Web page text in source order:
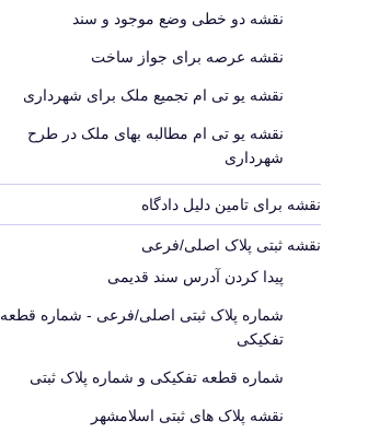
نقشه دو خطی وضع موجود و سند
نقشه عرصه برای جواز ساخت
نقشه یو تی ام تجمیع ملک برای شهرداری
نقشه یو تی ام مطالبه بهای ملک در طرح
شهرداری
نقشه برای تامین دلیل دادگاه
نقشه ثبتی پلاک اصلی/فرعی
پیدا کردن آدرس سند قدیمی
شماره پلاک ثبتی اصلی/فرعی - شماره قطعه
تفکیکی
شماره قطعه تفکیکی و شماره پلاک ثبتی
نقشه پلاک های ثبتی اسلامشهر